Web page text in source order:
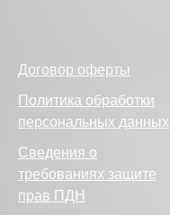
Договор оферты
Политика обработки
персональных данных
Сведения о
требованиях защите
прав ПДН